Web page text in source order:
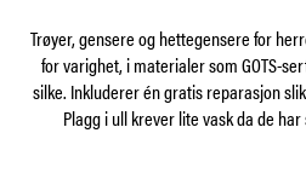
Trøyer, gensere og hettegensere for
for varighet, i materialer som GOTS-
silke. Inkluderer én gratis reparasjon
Plagg i ull krever lite vask da de